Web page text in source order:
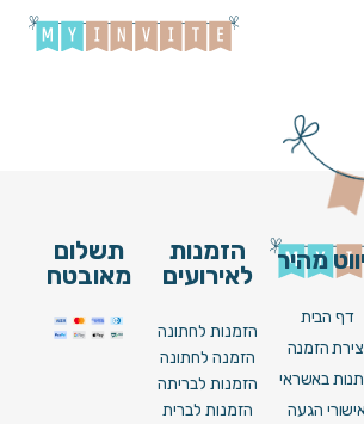
Brit_095_V22
מהיר
דף הבית
הזמנה
באשראי
הגעה
הזמנות
לאירועים
הזמנות לחתונה
הזמנה לחתונה
הזמנות לבריתה
הזמנות לברית
תשלום
מאובטח